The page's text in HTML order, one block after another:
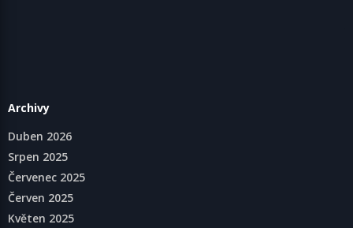
Archivy
Duben 2026
Srpen 2025
Červenec 2025
Červen 2025
Květen 2025